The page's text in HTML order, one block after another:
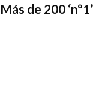
de 200 ‘nº1’